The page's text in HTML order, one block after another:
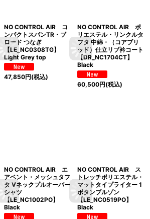
NO CONTROL AIR コ
ンパクトスパンTR・ブ
ロード つなぎ
【LE_NC0308TG】
Light Grey top
47,850円(税込)
NO CONTROL AIR ポ
リエステル・リンクルタ
フタ 中綿・（コアブリ
ッド）仕立リブ衿コート
【DR_NC1704CT】
Black
60,500円(税込)
NO CONTROL AIR エ
アベント・メッシュタフ
タ Vネックプルオーバー
シャツ
【LE_NC1002PO】
Black
NO CONTROL AIR ス
トレッチポリエステル・
マットタイプライター 1
ボタンブルゾン
【LE_NC0519PO】
Black